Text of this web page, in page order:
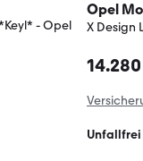
Opel
X Design
Unfallfrei